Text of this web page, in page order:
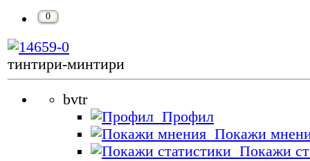
0
тинтири-минтири
bvtr
Профил
Покажи
Покажи